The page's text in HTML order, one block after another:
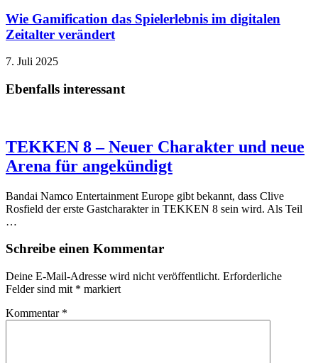
Wie Gamification das Spielerlebnis im digitalen
Zeitalter verändert
7. Juli 2025
Ebenfalls interessant
TEKKEN 8 – Neuer Charakter und neue
Arena für angekündigt
Bandai Namco Entertainment Europe gibt bekannt, dass Clive
Rosfield der erste Gastcharakter in TEKKEN 8 sein wird. Als Teil
…
Schreibe einen Kommentar
Deine E-Mail-Adresse wird nicht veröffentlicht. Erforderliche
Felder sind mit * markiert
Kommentar *